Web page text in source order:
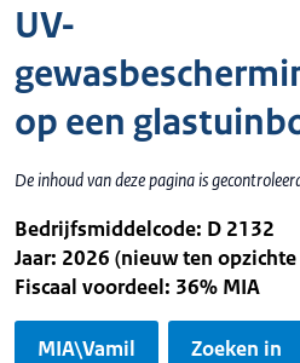
UV-
op een
De inhoud van deze pagina is
Bedrijfsmiddelcode: D 2132
Jaar: 2026 (nieuw ten
Fiscaal voordeel: 36% MIA
MIA\Vamil
Zoeken in